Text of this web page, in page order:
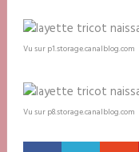
Vu sur p1.storage.canalblog.com
Vu sur p8.storage.canalblog.com